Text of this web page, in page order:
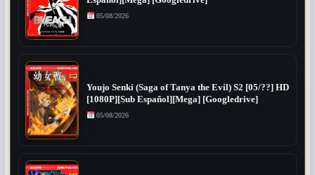
05/08/2026
Youjo Senki (Saga of Tanya the Evil) S2 [05/??] HD
[1080P][Sub Español][Mega] [Googledrive]
05/08/2026